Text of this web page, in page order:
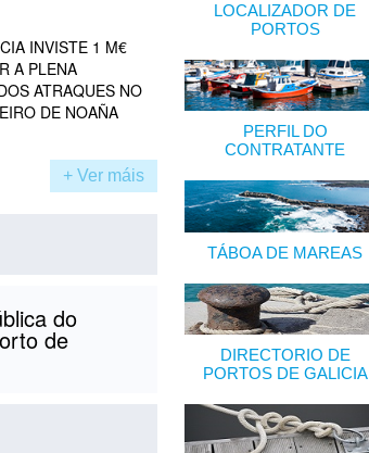
LOCALIZADOR DE
PORTOS
PERFIL DO
CONTRATANTE
TÁBOA DE MAREAS
DIRECTORIO DE
PORTOS DE GALICIA
INVISTE 1 M€
A PLENA
ATRAQUES NO
DE NOAÑA
+ Ver máis
do
de